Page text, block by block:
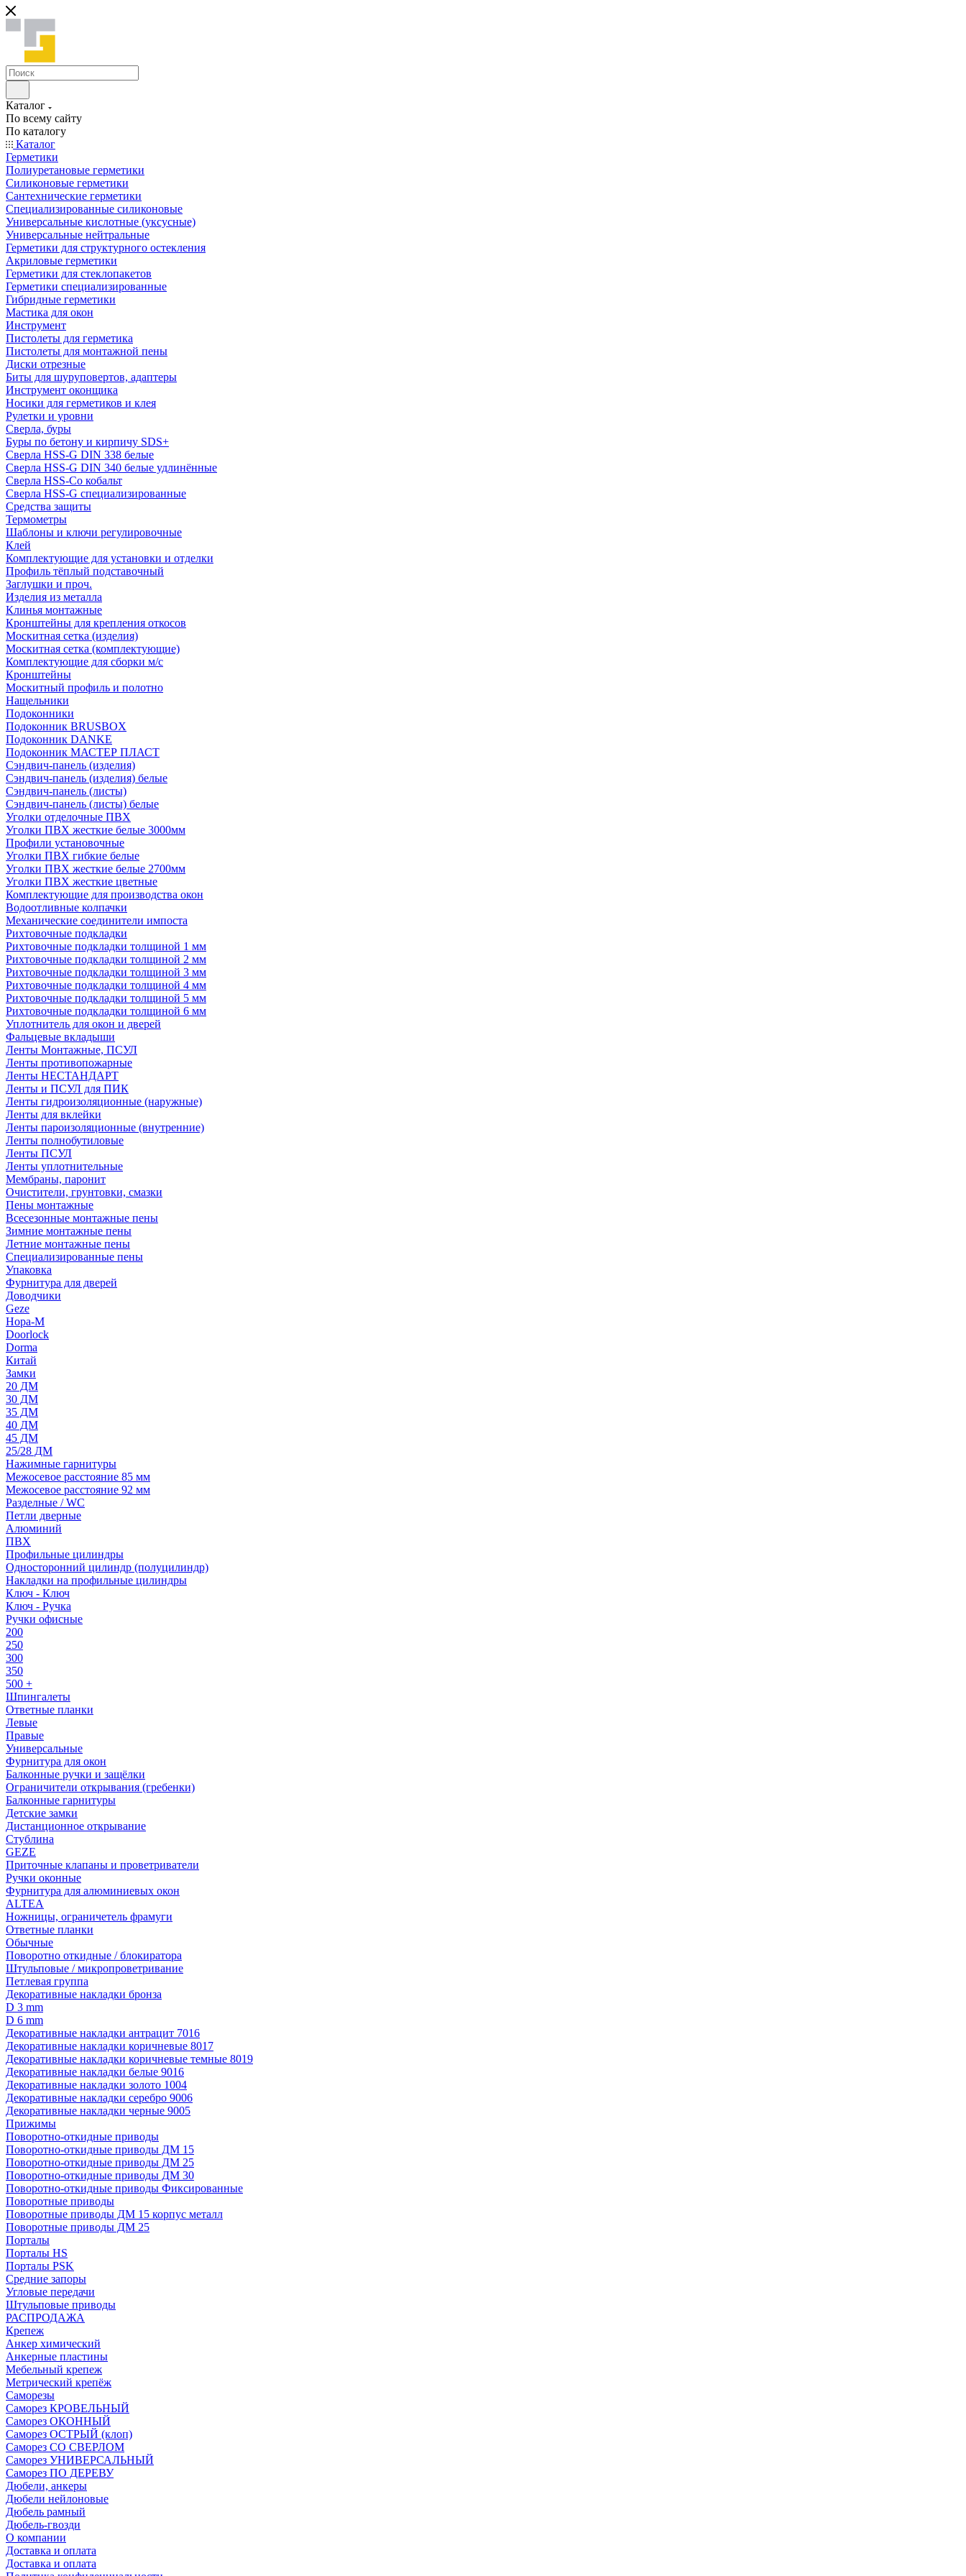
Каталог
По всему сайту
По каталогу
Каталог
Герметики
Полиуретановые герметики
Силиконовые герметики
Сантехнические герметики
Специализированные силиконовые
Универсальные кислотные (уксусные)
Универсальные нейтральные
Герметики для структурного остекления
Акриловые герметики
Герметики для стеклопакетов
Герметики специализированные
Гибридные герметики
Мастика для окон
Инструмент
Пистолеты для герметика
Пистолеты для монтажной пены
Диски отрезные
Биты для шуруповертов, адаптеры
Инструмент оконщика
Носики для герметиков и клея
Рулетки и уровни
Сверла, буры
Буры по бетону и кирпичу SDS+
Сверла HSS-G DIN 338 белые
Сверла HSS-G DIN 340 белые удлинённые
Сверла HSS-Co кобальт
Сверла HSS-G специализированные
Средства защиты
Термометры
Шаблоны и ключи регулировочные
Клей
Комплектующие для установки и отделки
Профиль тёплый подставочный
Заглушки и проч.
Изделия из металла
Клинья монтажные
Кронштейны для крепления откосов
Москитная сетка (изделия)
Москитная сетка (комплектующие)
Комплектующие для сборки м/с
Кронштейны
Москитный профиль и полотно
Нащельники
Подоконники
Подоконник BRUSBOX
Подоконник DANKE
Подоконник МАСТЕР ПЛАСТ
Сэндвич-панель (изделия)
Сэндвич-панель (изделия) белые
Сэндвич-панель (листы)
Сэндвич-панель (листы) белые
Уголки отделочные ПВХ
Уголки ПВХ жесткие белые 3000мм
Профили установочные
Уголки ПВХ гибкие белые
Уголки ПВХ жесткие белые 2700мм
Уголки ПВХ жесткие цветные
Комплектующие для производства окон
Водоотливные колпачки
Механические соединители импоста
Рихтовочные подкладки
Рихтовочные подкладки толщиной 1 мм
Рихтовочные подкладки толщиной 2 мм
Рихтовочные подкладки толщиной 3 мм
Рихтовочные подкладки толщиной 4 мм
Рихтовочные подкладки толщиной 5 мм
Рихтовочные подкладки толщиной 6 мм
Уплотнитель для окон и дверей
Фальцевые вкладыши
Ленты Монтажные, ПСУЛ
Ленты противопожарные
Ленты НЕСТАНДАРТ
Ленты и ПСУЛ для ПИК
Ленты гидроизоляционные (наружные)
Ленты для вклейки
Ленты пароизоляционные (внутренние)
Ленты полнобутиловые
Ленты ПСУЛ
Ленты уплотнительные
Мембраны, паронит
Очистители, грунтовки, смазки
Пены монтажные
Всесезонные монтажные пены
Зимние монтажные пены
Летние монтажные пены
Специализированные пены
Упаковка
Фурнитура для дверей
Доводчики
Geze
Нора-М
Doorlock
Dorma
Китай
Замки
20 ДМ
30 ДМ
35 ДМ
40 ДМ
45 ДМ
25/28 ДМ
Нажимные гарнитуры
Межосевое расстояние 85 мм
Межосевое расстояние 92 мм
Разделные / WC
Петли дверные
Алюминий
ПВХ
Профильные цилиндры
Односторонний цилиндр (полуцилиндр)
Накладки на профильные цилиндры
Ключ - Ключ
Ключ - Ручка
Ручки офисные
200
250
300
350
500 +
Шпингалеты
Ответные планки
Левые
Правые
Универсальные
Фурнитура для окон
Балконные ручки и защёлки
Ограничители открывания (гребенки)
Балконные гарнитуры
Детские замки
Дистанционное открывание
Стублина
GEZE
Приточные клапаны и проветриватели
Ручки оконные
Фурнитура для алюминиевых окон
ALTEA
Ножницы, ограничетель фрамуги
Ответные планки
Обычные
Поворотно откидные / блокиратора
Штульповые / микропроветривание
Петлевая группа
Декоративные накладки бронза
D 3 mm
D 6 mm
Декоративные накладки антрацит 7016
Декоративные накладки коричневые 8017
Декоративные накладки коричневые темные 8019
Декоративные накладки белые 9016
Декоративные накладки золото 1004
Декоративные накладки серебро 9006
Декоративные накладки черные 9005
Прижимы
Поворотно-откидные приводы
Поворотно-откидные приводы ДМ 15
Поворотно-откидные приводы ДМ 25
Поворотно-откидные приводы ДМ 30
Поворотно-откидные приводы Фиксированные
Поворотные приводы
Поворотные приводы ДМ 15 корпус металл
Поворотные приводы ДМ 25
Порталы
Порталы HS
Порталы PSK
Средние запоры
Угловые передачи
Штульповые приводы
РАСПРОДАЖА
Крепеж
Анкер химический
Анкерные пластины
Мебельный крепеж
Метрический крепёж
Саморезы
Саморез КРОВЕЛЬНЫЙ
Саморез ОКОННЫЙ
Саморез ОСТРЫЙ (клоп)
Саморез СО СВЕРЛОМ
Саморез УНИВЕРСАЛЬНЫЙ
Саморез ПО ДЕРЕВУ
Дюбели, анкеры
Дюбели нейлоновые
Дюбель рамный
Дюбель-гвозди
О компании
Доставка и оплата
Доставка и оплата